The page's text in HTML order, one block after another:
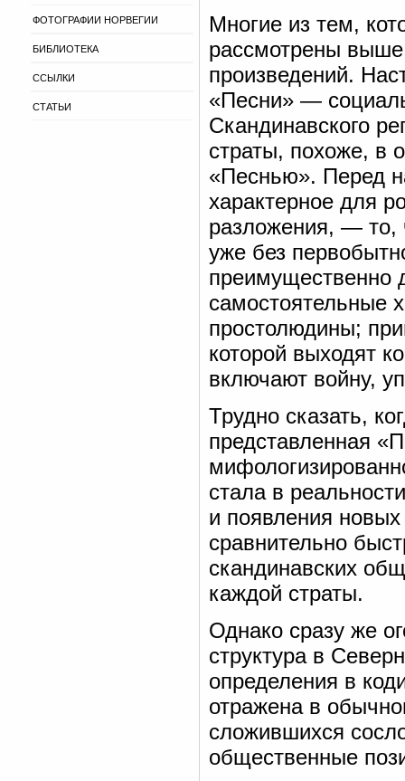
ФОТОГРАФИИ НОРВЕГИИ
БИБЛИОТЕКА
ССЫЛКИ
СТАТЬИ
Многие из тем,
рассмотрены
произведений.
«Песни» —
Скандинавского
страты, похоже, в
«Песнью». Перед
характерное для
разложения, — то,
уже без
преимущественно
самостоятельные
простолюдины;
которой выходят
включают войну,
Трудно сказать,
представленная
стала в
и появления
сравнительно
скандинавских
каждой страты.
Однако сразу же
структура в
определения в
отражена в
сложившихся
общественные